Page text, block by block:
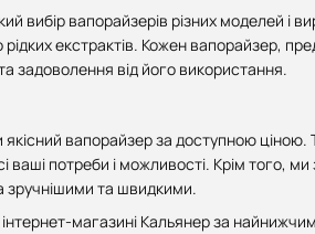
вибір вапорайзерів різних моделей і
екстрактів. Кожен вапорайзер,
задоволення від його використання.
вапорайзер за доступною ціною.
ваші потреби і можливості. Крім того,
зручнішими та швидкими.
магазині Кальянер за